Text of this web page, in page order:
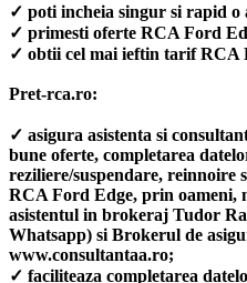
✓ poti incheia singur si rapid o
✓ primesti oferte RCA Ford
✓ obtii cel mai ieftin tarif RCA
Pret-rca.ro:
✓ asigura asistenta si
bune oferte, completarea
reziliere/suspendare, reinnoire
RCA Ford Edge, prin oameni,
asistentul in brokeraj Tudor
Whatsapp) si Brokerul de
www.consultantaa.ro;
✓ faciliteaza completarea